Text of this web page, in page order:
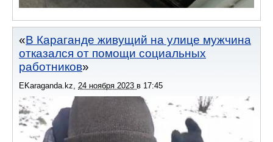
В Караганде живущий на улице мужчина
отказался от помощи социальных
работников
EKaraganda.kz, 24 ноября 2023 в 17:45